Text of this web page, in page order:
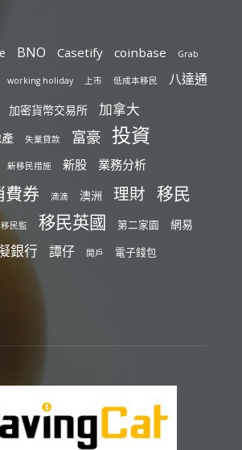
BNO Casetify coinbase Grab
working holiday 上市 低成本移民 八達通
加密貨幣交易所 加拿大
失業貸款 富豪 投資
新移民措施 新股 業務分析
費券 滴滴 澳洲 理財 移民
移民監 移民英國 第二家園 網易
銀行 譚仔 開戶 電子錢包